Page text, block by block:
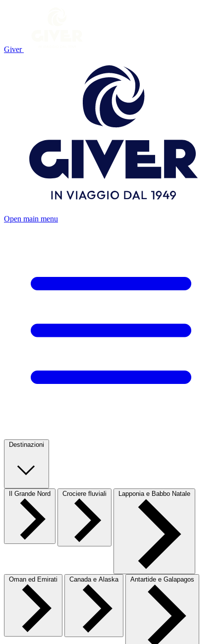
Giver
Open main menu
Destinazioni
Il Grande Nord Crociere fluviali Lapponia e Babbo Natale
Oman ed Emirati Canada e Alaska Antartide e Galapagos